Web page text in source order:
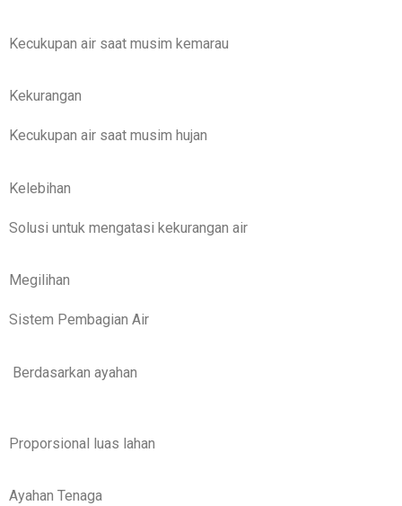
Kecukupan air saat musim kemarau
Kekurangan
Kecukupan air saat musim hujan
Kelebihan
Solusi untuk mengatasi kekurangan air
Megilihan
Sistem Pembagian Air
Berdasarkan ayahan
Proporsional luas lahan
Ayahan Tenaga